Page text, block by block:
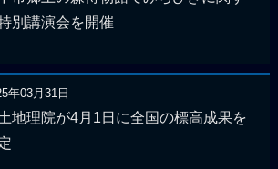
別講演会を開催
年03月31日
地理院が4月1日に全国の標高成果を